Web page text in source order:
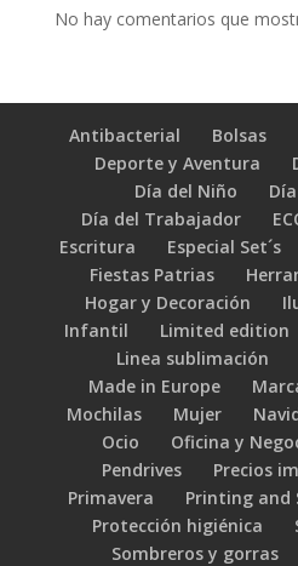
No hay comentarios que
Antibacterial Bolsas
Deporte y Aventura
Día del Niño
Día del Trabajador
Escritura
Especial Set´s
Fiestas Patrias
Hogar y Decoración
Infantil
Limited edition
Linea sublimación
Made in Europe
Mochilas
Mujer
Ocio
Oficina y
Pendrives
Precios
Primavera
Printing and
Protección higiénica
Sombreros y gorras